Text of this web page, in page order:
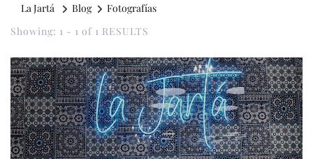
La Jartá Blog
Fotografías
Showing: 1 - 1 of 1 RESULTS